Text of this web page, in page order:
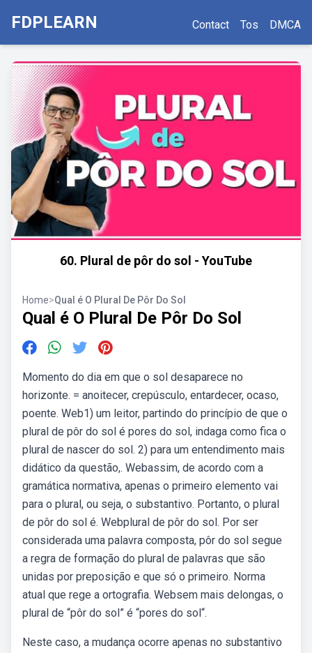
FDPLEARN Contact Tos DMCA
60. Plural de pôr do sol - YouTube
Home>Qual é O Plural De Pôr Do Sol
Qual é O Plural De Pôr Do Sol
Momento do dia em que o sol desaparece no
horizonte. = anoitecer, crepúsculo, entardecer, ocaso,
poente. Web1) um leitor, partindo do princípio de que o
plural de pôr do sol é pores do sol, indaga como fica o
plural de nascer do sol. 2) para um entendimento mais
didático da questão,. Webassim, de acordo com a
gramática normativa, apenas o primeiro elemento vai
para o plural, ou seja, o substantivo. Portanto, o plural
de pôr do sol é. Webplural de pôr do sol. Por ser
considerada uma palavra composta, pôr do sol segue
a regra de formação do plural de palavras que são
unidas por preposição e que só o primeiro. Norma
atual que rege a ortografia. Websem mais delongas, o
plural de “pôr do sol” é “pores do sol“.
Neste caso, a mudança ocorre apenas no substantivo